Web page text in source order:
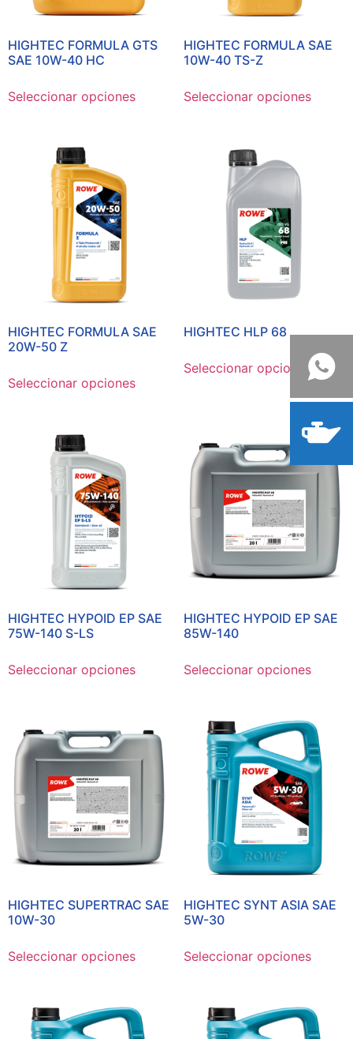
HIGHTEC FORMULA GTS
SAE 10W-40 HC
Seleccionar opciones
HIGHTEC FORMULA SAE
10W-40 TS-Z
Seleccionar opciones
HIGHTEC FORMULA SAE
20W-50 Z
Seleccionar opciones
HIGHTEC HLP 68
Seleccionar opciones
HIGHTEC HYPOID EP SAE
75W-140 S-LS
Seleccionar opciones
HIGHTEC HYPOID EP SAE
85W-140
Seleccionar opciones
HIGHTEC SUPERTRAC SAE
10W-30
Seleccionar opciones
HIGHTEC SYNT ASIA SAE
5W-30
Seleccionar opciones